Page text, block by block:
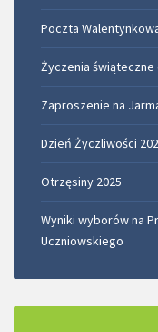
Poczta
Życzenia świąteczne
Zaproszenie na
Dzień Życzliwości
Otrzęsiny 2025
Wyniki wyborów na
Uczniowskiego